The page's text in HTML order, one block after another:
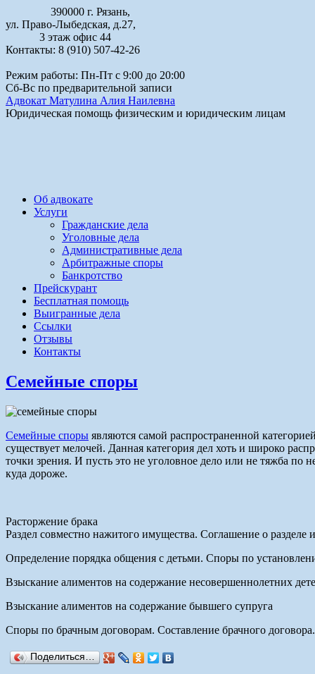
390000 г. Рязань,
ул. Право-Лыбедская, д.27,
3 этаж офис 44
Контакты: 8 (910) 507-42-26
Режим работы: Пн-Пт с 9:00 до 20:00
Сб-Вс по предварительной записи
Адвокат Матулина Алия Наилевна
Юридическая помощь физическим и юридическим лицам
Об адвокате
Услуги
Гражданские дела
Уголовные дела
Административные дела
Арбитражные споры
Банкротство
Прейскурант
Бесплатная помощь
Выигранные дела
Ссылки
Отзывы
Контакты
Семейные споры
Семейные споры являются самой распространенной
существует мелочей. Данная категория дел хоть и широко
точки зрения. И пусть это не уголовное дело или не тяжба
куда дороже.
Расторжение брака
Раздел совместно нажитого имущества. Соглашение о разделе
Определение порядка общения с детьми. Споры по
Взыскание алиментов на содержание несовершеннолетних
Взыскание алиментов на содержание бывшего супруга
Споры по брачным договорам. Составление брачного договора.
Поделиться…